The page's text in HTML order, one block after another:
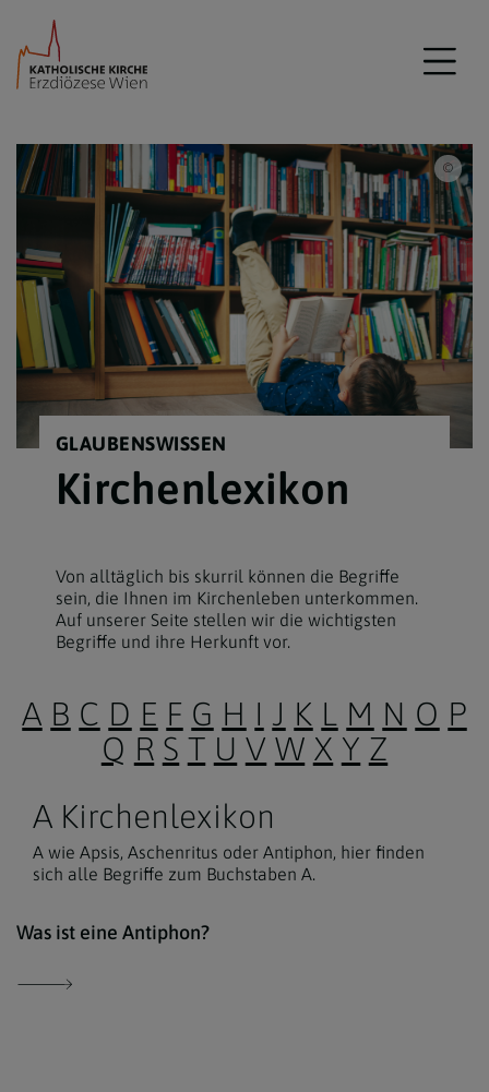
GLAUBENSWISSEN
Kirchenlexikon
Von alltäglich bis skurril können die Begriffe
sein, die Ihnen im Kirchenleben unterkommen.
Auf unserer Seite stellen wir die wichtigsten
Begriffe und ihre Herkunft vor.
A B C D E F G H I J K L M N O P
Q R S T U V W X Y Z
A Kirchenlexikon
A wie Apsis, Aschenritus oder Antiphon, hier finden
sich alle Begriffe zum Buchstaben A.
Was ist eine Antiphon?